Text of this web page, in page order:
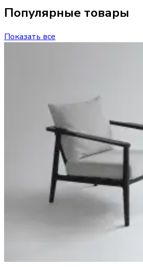
Популярные товары
Показать все